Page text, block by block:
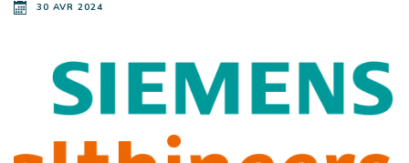
30 AVR 2024